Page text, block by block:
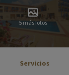
5 más fotos
Servicios